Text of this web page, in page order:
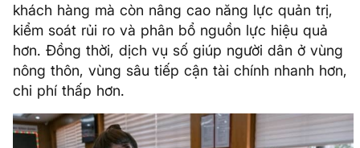
khách hàng mà còn nâng cao năng lực quản trị,
kiểm soát rủi ro và phân bổ nguồn lực hiệu quả
hơn. Đồng thời, dịch vụ số giúp người dân ở vùng
nông thôn, vùng sâu tiếp cận tài chính nhanh hơn,
chi phí thấp hơn.